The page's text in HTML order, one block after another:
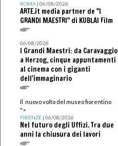
ROMA| 06/08/2026
ARTE.it media partner de "I
GRANDI MAESTRI" di KUBLAI Film
06/08/2026
I Grandi Maestri: da Caravaggio
a Herzog, cinque appuntamenti
al cinema con i giganti
dell'immaginario
Il nuovo volto del museo fiorentino
">
FIRENZE| 06/08/2026
Nel futuro degli Uffizi. Tra due
anni la chiusura dei lavori